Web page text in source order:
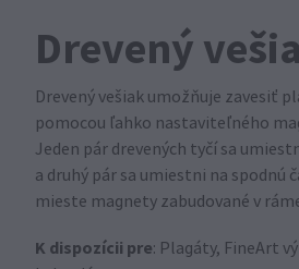
Drevený
Drevený vešiak umožňuje zavesiť
pomocou ľahko nastaviteľného
Jeden pár drevených tyčí sa
a druhý pár sa umiestni na spodnú
mieste magnety zabudované v
K dispozícii pre: Plagáty, FineArt